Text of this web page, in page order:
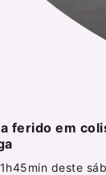
ferido em
deste